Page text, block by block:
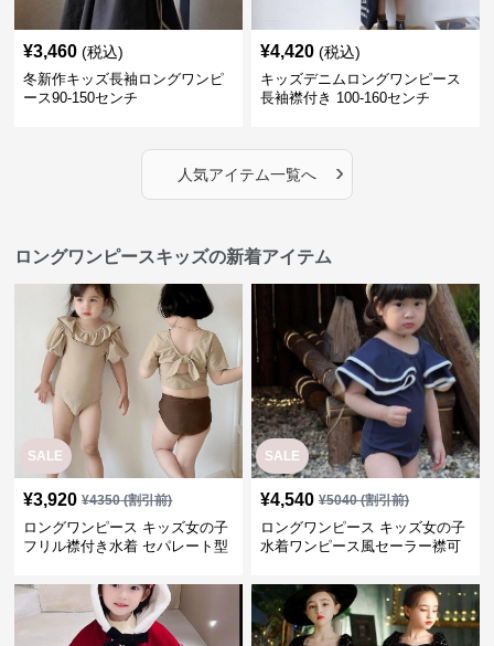
¥3,460 (税込)
冬新作キッズ長袖ロングワンピ
ース90-150センチ
¥4,420 (税込)
キッズデニムロングワンピース
長袖襟付き 100-160センチ
人気アイテム一覧へ ›
ロングワンピースキッズの新着アイテム
SALE
¥3,920 ¥4350(割引前)
ロングワンピース キッズ女の子
フリル襟付き水着 セパレート型
SALE
¥4,540 ¥5040(割引前)
ロングワンピース キッズ女の子
水着ワンピース風セーラー襟可